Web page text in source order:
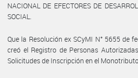
NACIONAL DE EFECTORES DE
SOCIAL.
Que la Resolución ex SCyMI N° 5655 de
creó el Registro de Personas
Solicitudes de Inscripción en el